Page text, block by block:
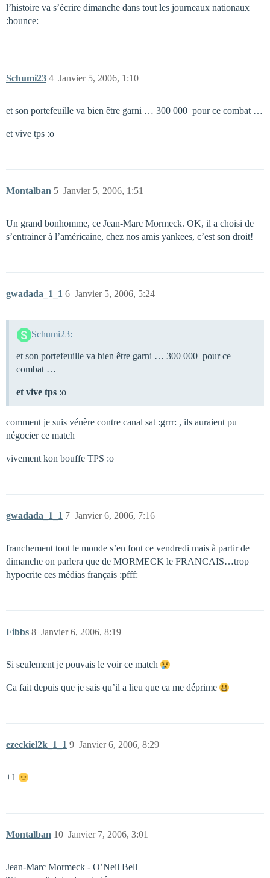
l’histoire va s’écrire dimanche dans tout les journeaux nationaux
:bounce:
Schumi23 Janvier 5, 2006, 1:10
4
et son portefeuille va bien être garni … 300 000  pour ce combat …
et vive tps :o
Montalban Janvier 5, 2006, 1:51
5
Un grand bonhomme, ce Jean-Marc Mormeck. OK, il a choisi de
s’entrainer à l’américaine, chez nos amis yankees, c’est son droit!
gwadada_1_1 Janvier 5, 2006, 5:24
6
Schumi23:
et son portefeuille va bien être garni … 300 000  pour ce
combat …
et vive tps :o
comment je suis vénère contre canal sat :grrr: , ils auraient pu
négocier ce match
vivement kon bouffe TPS :o
gwadada_1_1 Janvier 6, 2006, 7:16
7
franchement tout le monde s’en fout ce vendredi mais à partir de
dimanche on parlera que de MORMECK le FRANCAIS…trop
hypocrite ces médias français :pfff:
Fibbs Janvier 6, 2006, 8:19
8
Si seulement je pouvais le voir ce match
Ca fait depuis que je sais qu’il a lieu que ca me déprime
ezeckiel2k_1_1 Janvier 6, 2006, 8:29
9
+1
Montalban Janvier 7, 2006, 3:01
10
Jean-Marc Mormeck - O’Neil Bell